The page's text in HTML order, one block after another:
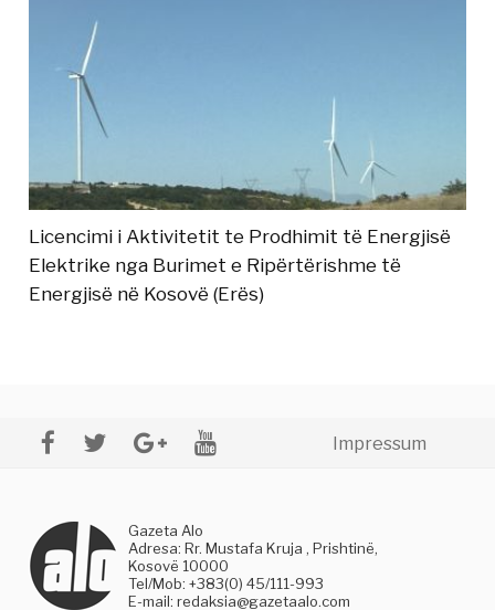
Licencimi i Aktivitetit te Prodhimit të Energjisë
Elektrike nga Burimet e Ripërtërishme të
Energjisë në Kosovë (Erës)
Impressum
Gazeta Alo
Adresa: Rr. Mustafa Kruja , Prishtinë,
Kosovë 10000
Tel/Mob: +383(0) 45/111-993
E-mail:redaksia@gazetaalo.com